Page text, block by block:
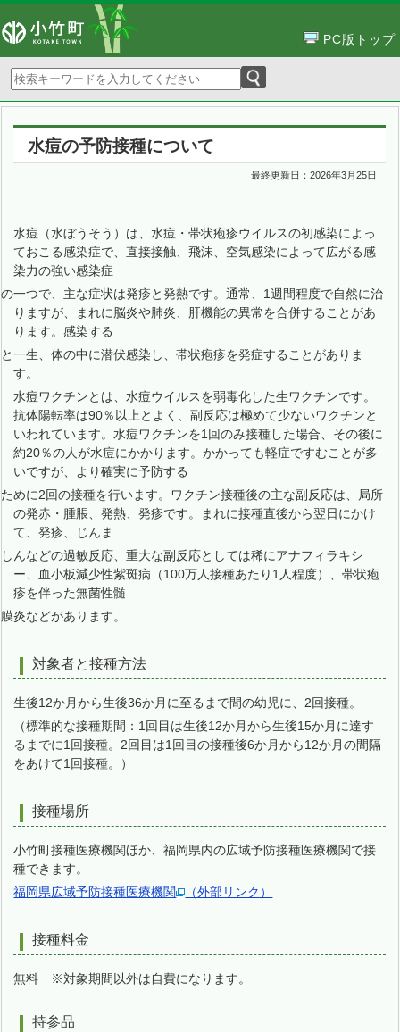
PC版トップ
水痘の予防接種について
最終更新日：2026年3月25日
水痘（水ぼうそう）は、水痘・帯状疱疹ウイルスの初感染によっ
ておこる感染症で、直接接触、飛沫、空気感染によって広がる感
染力の強い感染症
の一つで、主な症状は発疹と発熱です。通常、1週間程度で自然に治
りますが、まれに脳炎や肺炎、肝機能の異常を合併することがあ
ります。感染する
と一生、体の中に潜伏感染し、帯状疱疹を発症することがありま
す。
水痘ワクチンとは、水痘ウイルスを弱毒化した生ワクチンです。
抗体陽転率は90％以上とよく、副反応は極めて少ないワクチンと
いわれています。水痘ワクチンを1回のみ接種した場合、その後に
約20％の人が水痘にかかります。かかっても軽症ですむことが多
いですが、より確実に予防する
ために2回の接種を行います。ワクチン接種後の主な副反応は、局所
の発赤・腫脹、発熱、発疹です。まれに接種直後から翌日にかけ
て、発疹、じんま
しんなどの過敏反応、重大な副反応としては稀にアナフィラキシ
ー、血小板減少性紫斑病（100万人接種あたり1人程度）、帯状疱
疹を伴った無菌性髄
膜炎などがあります。
対象者と接種方法
生後12か月から生後36か月に至るまで間の幼児に、2回接種。
（標準的な接種期間：1回目は生後12か月から生後15か月に達す
るまでに1回接種。2回目は1回目の接種後6か月から12か月の間隔
をあけて1回接種。）
接種場所
小竹町接種医療機関ほか、福岡県内の広域予防接種医療機関で接
種できます。
福岡県広域予防接種医療機関
（外部リンク）
接種料金
無料 ※対象期間以外は自費になります。
持参品